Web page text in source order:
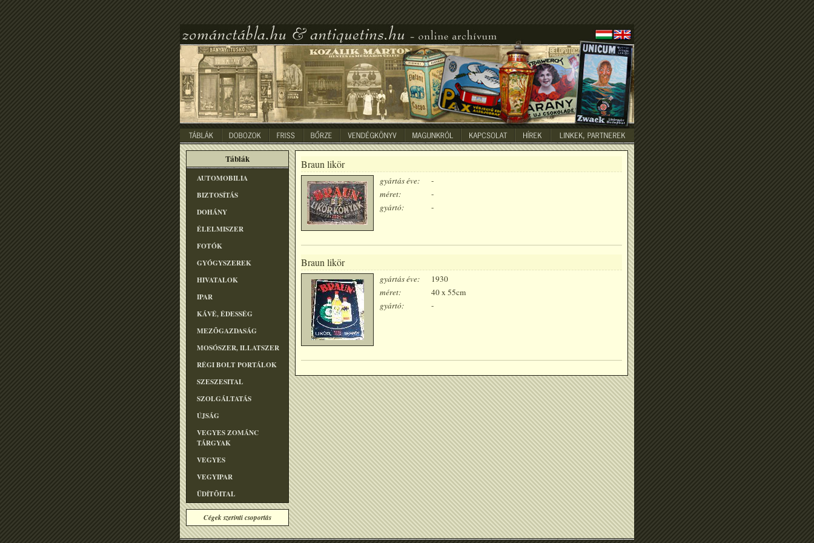
Táblák
AUTOMOBILIA
BIZTOSÍTÁS
DOHÁNY
ÉLELMISZER
FOTÓK
GYÓGYSZEREK
HIVATALOK
IPAR
KÁVÉ, ÉDESSÉG
MEZÕGAZDASÁG
MOSÓSZER, ILLATSZER
RÉGI BOLT PORTÁLOK
SZESZESITAL
SZOLGÁLTATÁS
ÚJSÁG
VEGYES ZOMÁNC
TÁRGYAK
VEGYES
VEGYIPAR
ÜDÍTÕITAL
Cégek szerinti csoportás
Braun likör
gyártás éve:
-
méret:
-
gyártó:
-
Braun likör
gyártás éve:
1930
méret:
40 x 55cm
gyártó:
-